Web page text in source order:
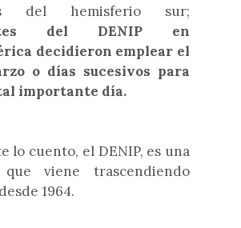
del hemisferio sur;
del DENIP en
decidieron emplear el
o días sucesivos para
importante día.
lo cuento, el DENIP, es una
viene trascendiendo
1964.